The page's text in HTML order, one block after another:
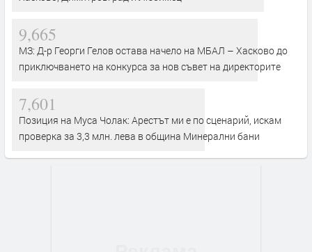
9,665
МЗ: Д-р Георги Гелов остава начело на МБАЛ – Хасково до
приключването на конкурса за нов съвет на директорите
7,601
Позиция на Муса Чолак: Арестът ми е по сценарий, искам
проверка за 3,3 млн. лева в община Минерални бани